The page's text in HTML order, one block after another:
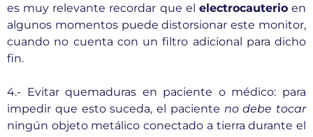
es muy relevante recordar que el electrocauterioen
algunos momentos puede distorsionar este monitor,
cuando no cuenta con un filtro adicional para dicho
fin.
4.- Evitar quemaduras en paciente o médico: para
impedir que esto suceda, el paciente no debe tocar
ningún objeto metálico conectado a tierra durante el